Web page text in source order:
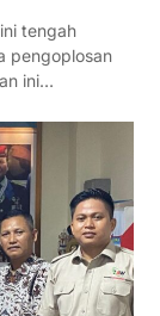
tengah
pengoplosan
ini…